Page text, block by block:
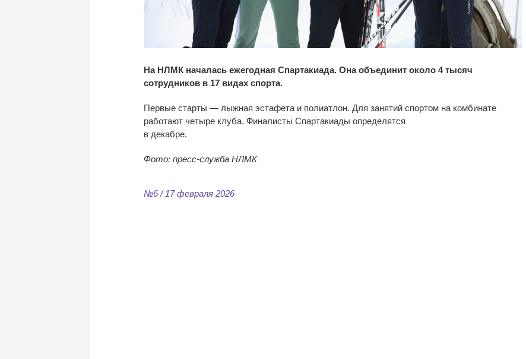
На НЛМК началась ежегодная Спартакиада. Она объединит около 4 тысяч
сотрудников в 17 видах спорта.
Первые старты — лыжная эстафета и полиатлон. Для занятий спортом на комбинате
работают четыре клуба. Финалисты Спартакиады определятся
в декабре.
Фото: пресс-служба НЛМК
№6 / 17 февраля 2026